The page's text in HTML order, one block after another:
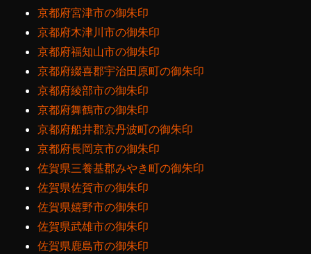
京都府宮津市の御朱印
京都府木津川市の御朱印
京都府福知山市の御朱印
京都府綴喜郡宇治田原町の御朱印
京都府綾部市の御朱印
京都府舞鶴市の御朱印
京都府船井郡京丹波町の御朱印
京都府長岡京市の御朱印
佐賀県三養基郡みやき町の御朱印
佐賀県佐賀市の御朱印
佐賀県嬉野市の御朱印
佐賀県武雄市の御朱印
佐賀県鹿島市の御朱印